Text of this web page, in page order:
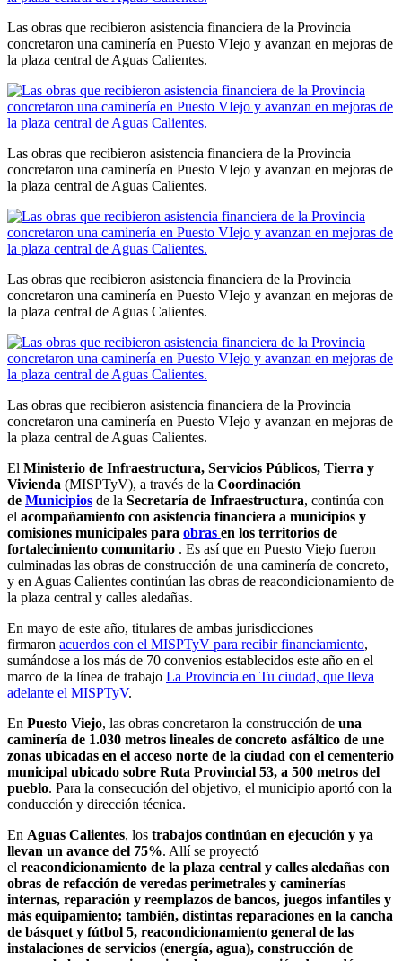
Las obras que recibieron asistencia financiera de la Provincia
concretaron una caminería en Puesto VIejo y avanzan en mejoras de
la plaza central de Aguas Calientes.
Las obras que recibieron asistencia financiera de la Provincia
concretaron una caminería en Puesto VIejo y avanzan en mejoras de
la plaza central de Aguas Calientes.
Las obras que recibieron asistencia financiera de la Provincia
concretaron una caminería en Puesto VIejo y avanzan en mejoras de
la plaza central de Aguas Calientes.
Las obras que recibieron asistencia financiera de la Provincia
concretaron una caminería en Puesto VIejo y avanzan en mejoras de
la plaza central de Aguas Calientes.
El Ministerio de Infraestructura, Servicios Públicos, Tierra y
Vivienda (MISPTyV), a través de la Coordinación
de Municipios de la Secretaría de Infraestructura, continúa con
el acompañamiento con asistencia financiera a municipios y
comisiones municipales para obras en los territorios de
fortalecimiento comunitario . Es así que en Puesto Viejo fueron
culminadas las obras de construcción de una caminería de concreto,
y en Aguas Calientes continúan las obras de reacondicionamiento de
la plaza central y calles aledañas.
En mayo de este año, titulares de ambas jurisdicciones
firmaron acuerdos con el MISPTyV para recibir financiamiento,
sumándose a los más de 70 convenios establecidos este año en el
marco de la línea de trabajo La Provincia en Tu ciudad, que lleva
adelante el MISPTyV.
En Puesto Viejo, las obras concretaron la construcción de una
caminería de 1.030 metros lineales de concreto asfáltico de une
zonas ubicadas en el acceso norte de la ciudad con el cementerio
municipal ubicado sobre Ruta Provincial 53, a 500 metros del
pueblo. Para la consecución del objetivo, el municipio aportó con la
conducción y dirección técnica.
En Aguas Calientes, los trabajos continúan en ejecución y ya
llevan un avance del 75%. Allí se proyectó
el reacondicionamiento de la plaza central y calles aledañas con
obras de refacción de veredas perimetrales y caminerías
internas, reparación y reemplazos de bancos, juegos infantiles y
más equipamiento; también, distintas reparaciones en la cancha
de básquet y fútbol 5, reacondicionamiento general de las
instalaciones de servicios (energía, agua), construcción de